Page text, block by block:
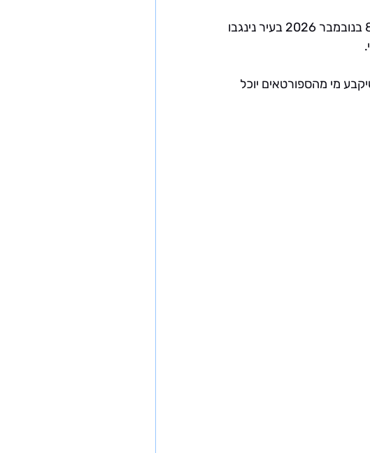
, שתיערך בין 27 באוקטובר ל8 בנובמבר 2026 בעיר נינגבו
מי מהספורטאים יוכל